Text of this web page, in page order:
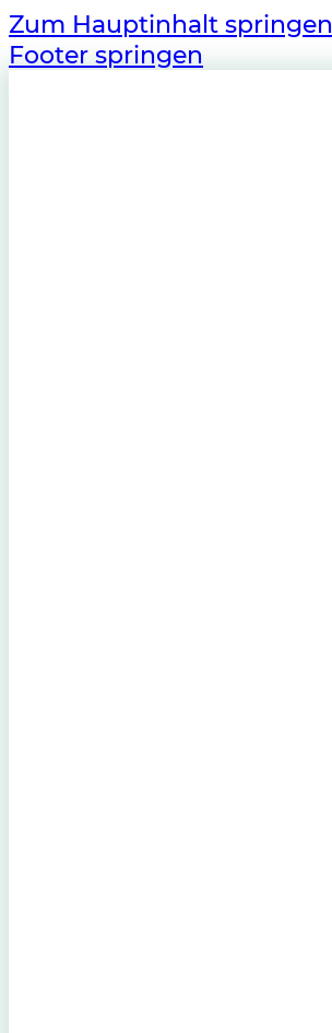
Zum Hauptinhalt springen
Footer springen